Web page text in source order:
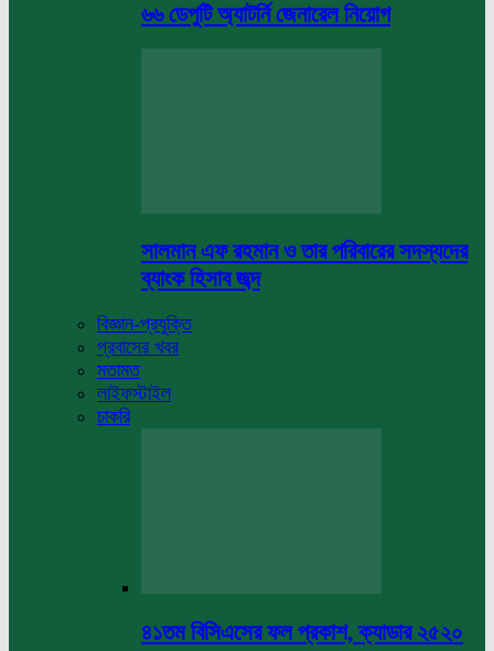
৬৬ ডেপুটি অ্যাটর্নি জেনারেল নিয়োগ
সালমান এফ রহমান ও তার পরিবারের সদস্যদের
ব্যাংক হিসাব জব্দ
বিজ্ঞান-প্রযুক্তি
প্রবাসের খবর
মতামত
লাইফস্টাইল
চাকরি
৪১তম বিসিএসের ফল প্রকাশ, ক্যাডার ২৫২০